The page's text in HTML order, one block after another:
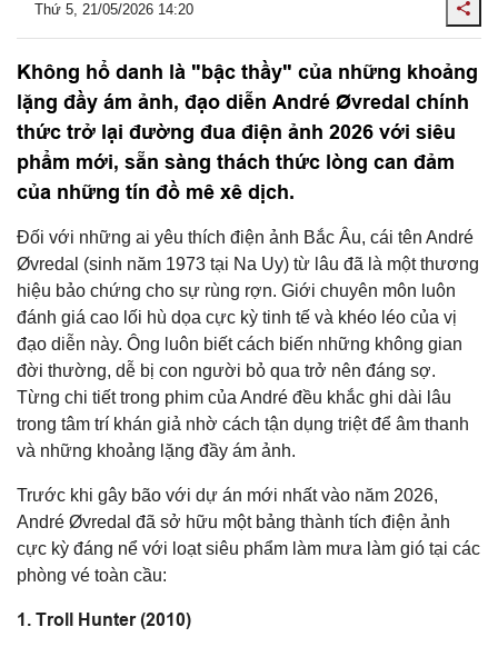
Thứ 5, 21/05/2026 14:20
Không hổ danh là "bậc thầy" của những khoảng
lặng đầy ám ảnh, đạo diễn André Øvredal chính
thức trở lại đường đua điện ảnh 2026 với siêu
phẩm mới, sẵn sàng thách thức lòng can đảm
của những tín đồ mê xê dịch.
Đối với những ai yêu thích điện ảnh Bắc Âu, cái tên André
Øvredal (sinh năm 1973 tại Na Uy) từ lâu đã là một thương
hiệu bảo chứng cho sự rùng rợn. Giới chuyên môn luôn
đánh giá cao lối hù dọa cực kỳ tinh tế và khéo léo của vị
đạo diễn này. Ông luôn biết cách biến những không gian
đời thường, dễ bị con người bỏ qua trở nên đáng sợ.
Từng chi tiết trong phim của André đều khắc ghi dài lâu
trong tâm trí khán giả nhờ cách tận dụng triệt để âm thanh
và những khoảng lặng đầy ám ảnh.
Trước khi gây bão với dự án mới nhất vào năm 2026,
André Øvredal đã sở hữu một bảng thành tích điện ảnh
cực kỳ đáng nể với loạt siêu phẩm làm mưa làm gió tại các
phòng vé toàn cầu:
1. Troll Hunter (2010)